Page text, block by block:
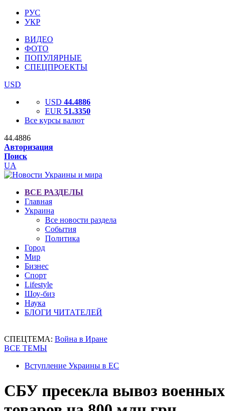
РУС
УКР
ВИДЕО
ФОТО
ПОПУЛЯРНЫЕ
СПЕЦПРОЕКТЫ
USD
USD 44.4886
EUR 51.3350
Все курсы валют
44.4886
Авторизация
Поиск
UA
ВСЕ РАЗДЕЛЫ
Главная
Украина
Все новости раздела
События
Политика
Город
Мир
Бизнес
Спорт
Lifestyle
Шоу-биз
Наука
БЛОГИ ЧИТАТЕЛЕЙ
СПЕЦТЕМА: Война в Иране
ВСЕ ТЕМЫ
Вступление Украины в ЕС
СБУ пресекла вывоз военных